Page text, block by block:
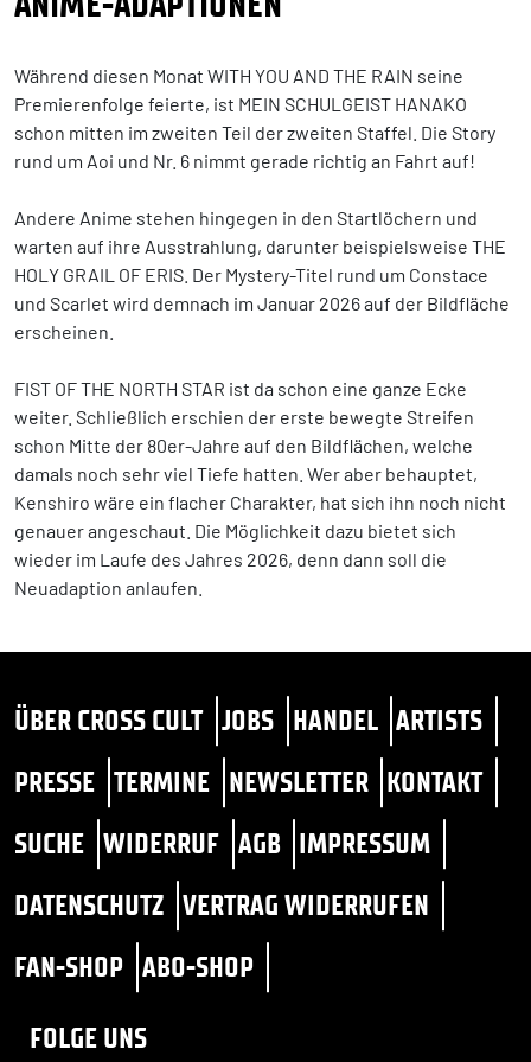
Während diesen Monat WITH YOU AND THE RAIN seine
Premierenfolge feierte, ist MEIN SCHULGEIST HANAKO
schon mitten im zweiten Teil der zweiten Staffel. Die Story
rund um Aoi und Nr. 6 nimmt gerade richtig an Fahrt auf!
Andere Anime stehen hingegen in den Startlöchern und
warten auf ihre Ausstrahlung, darunter beispielsweise THE
HOLY GRAIL OF ERIS. Der Mystery-Titel rund um Constace
und Scarlet wird demnach im Januar 2026 auf der Bildfläche
erscheinen.
FIST OF THE NORTH STAR ist da schon eine ganze Ecke
weiter. Schließlich erschien der erste bewegte Streifen
schon Mitte der 80er-Jahre auf den Bildflächen, welche
damals noch sehr viel Tiefe hatten. Wer aber behauptet,
Kenshiro wäre ein flacher Charakter, hat sich ihn noch nicht
genauer angeschaut. Die Möglichkeit dazu bietet sich
wieder im Laufe des Jahres 2026, denn dann soll die
Neuadaption anlaufen.
ÜBER CROSS CULT JOBS HANDEL ARTISTS
PRESSE TERMINE NEWSLETTER KONTAKT
SUCHE WIDERRUF AGB IMPRESSUM
DATENSCHUTZ VERTRAG WIDERRUFEN
FAN-SHOP ABO-SHOP
FOLGE UNS